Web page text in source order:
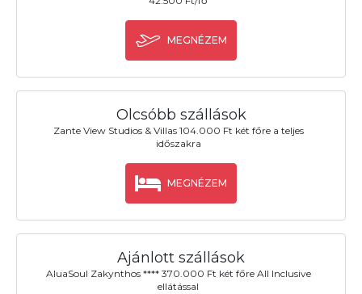
MEGNÉZEM
Olcsóbb szállások
Zante View Studios & Villas 104.000 Ft két főre a teljes
időszakra
MEGNÉZEM
Ajánlott szállások
AluaSoul Zakynthos **** 370.000 Ft két főre All Inclusive
ellátással